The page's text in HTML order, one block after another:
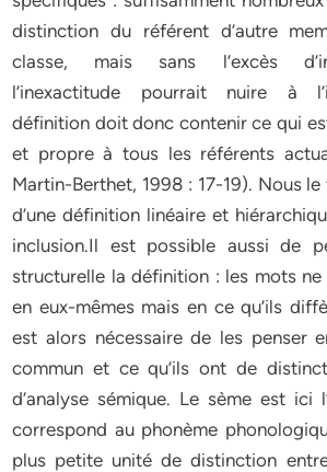
distinction du référent d’autre
classe, mais sans l’excès
l’inexactitude pourrait nuire à
définition doit donc contenir ce qui
et propre à tous les référents
Martin-Berthet, 1998 : 17-19). Nous le
d’une définition linéaire et
inclusion.Il est possible aussi de
structurelle la définition : les mots
en eux-mêmes mais en ce qu’ils
est alors nécessaire de les penser
commun et ce qu’ils ont de
d’analyse sémique. Le sème est ici
correspond au phonème
plus petite unité de distinction